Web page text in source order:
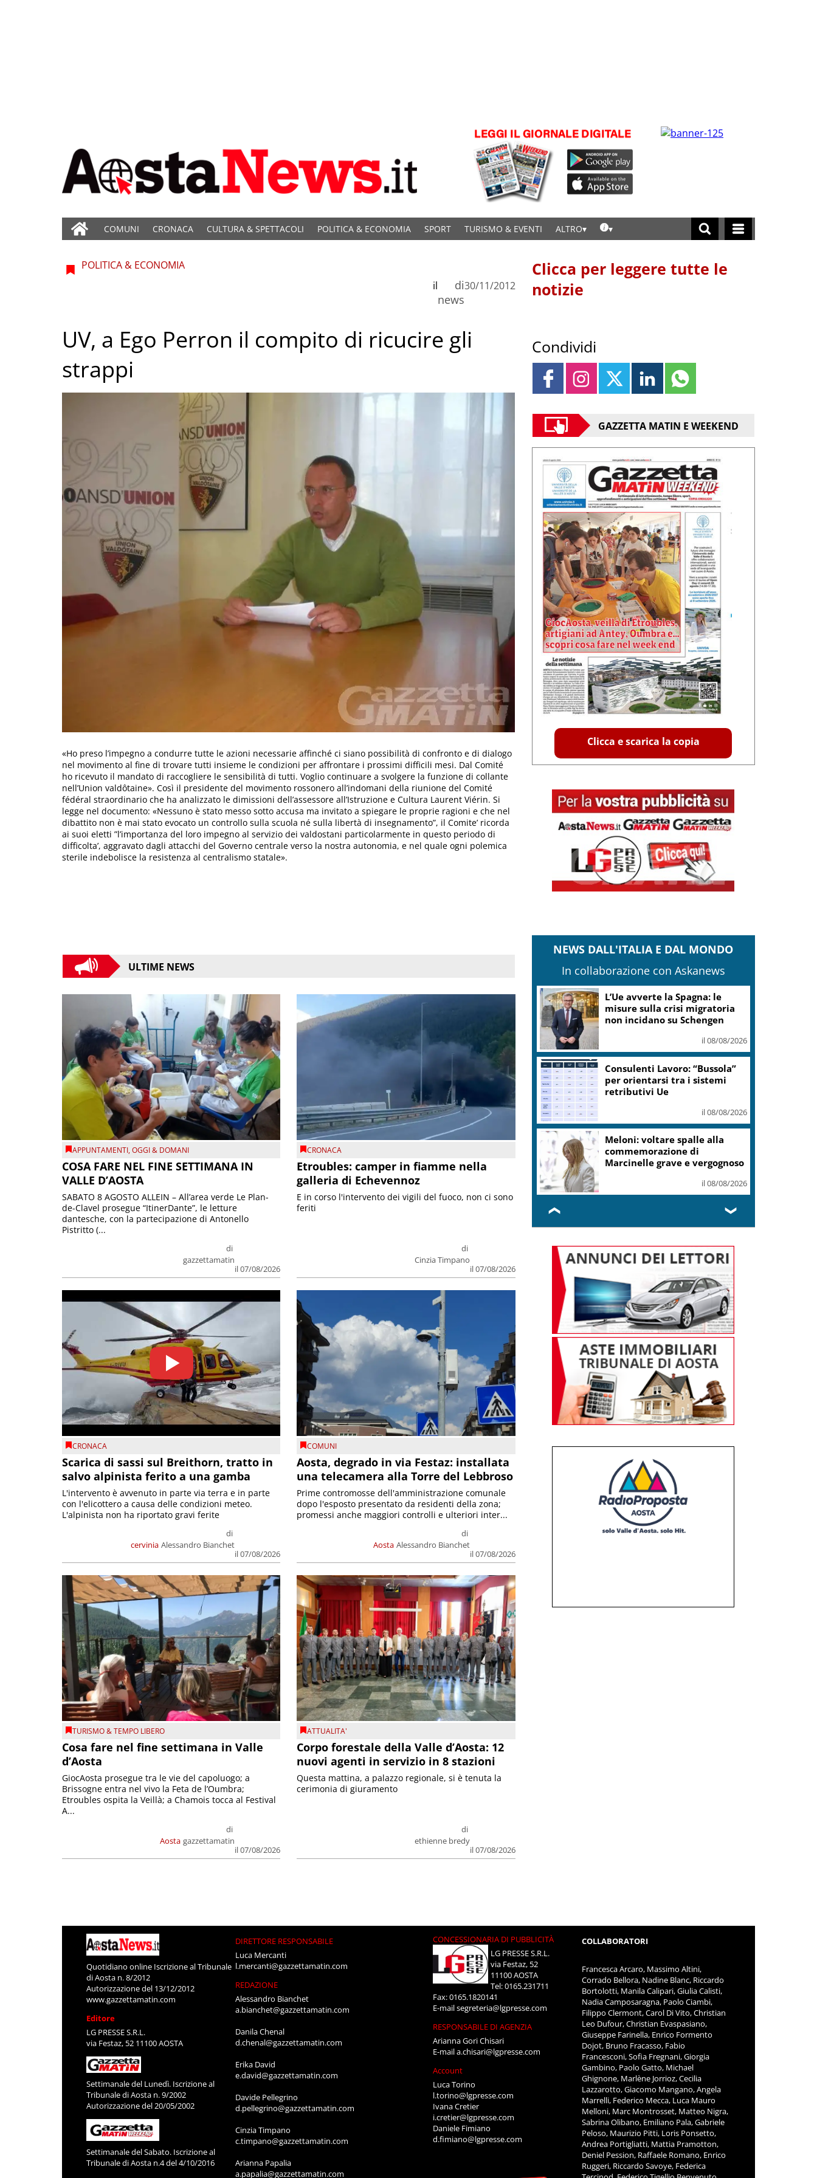
COMUNI CRONACA CULTURA & SPETTACOLI POLITICA & ECONOMIA SPORT TURISMO & EVENTI ALTRO
POLITICA & ECONOMIA
di
news
il 30/11/2012
UV, a Ego Perron il compito di ricucire gli
strappi
«Ho preso l’impegno a condurre tutte le azioni necessarie affinché ci siano possibilità di confronto e di dialogo
nel movimento al fine di trovare tutti insieme le condizioni per affrontare i prossimi difficili mesi. Dal Comité
ho ricevuto il mandato di raccogliere le sensibilità di tutti. Voglio continuare a svolgere la funzione di collante
nell’Union valdôtaine». Così il presidente del movimento rossonero all’indomani della riunione del Comité
fédéral straordinario che ha analizzato le dimissioni dell’assessore all’Istruzione e Cultura Laurent Viérin. Si
legge nel documento: «Nessuno è stato messo sotto accusa ma invitato a spiegare le proprie ragioni e che nel
dibattito non è mai stato evocato un controllo sulla scuola né sulla libertà di insegnamento”, il Comite’ ricorda
ai suoi eletti ”l’importanza del loro impegno al servizio dei valdostani particolarmente in questo periodo di
difficolta’, aggravato dagli attacchi del Governo centrale verso la nostra autonomia, e nel quale ogni polemica
sterile indebolisce la resistenza al centralismo statale».
ULTIME NEWS
APPUNTAMENTI,OGGI & DOMANI
COSA FARE NEL FINE SETTIMANA IN
VALLE D’AOSTA
di
gazzettamatin
il 07/08/2026
SABATO 8 AGOSTO ALLEIN – All’area verde Le Plan-
de-Clavel prosegue “ItinerDante”, le letture
dantesche, con la partecipazione di Antonello
Pistritto (...
CRONACA
Etroubles: camper in fiamme nella
galleria di Echevennoz
di
Cinzia Timpano
il 07/08/2026
E in corso l'intervento dei vigili del fuoco, non ci sono
feriti
CRONACA
Scarica di sassi sul Breithorn, tratto in
salvo alpinista ferito a una gamba
cervinia
di
Alessandro Bianchet
il 07/08/2026
L'intervento è avvenuto in parte via terra e in parte
con l'elicottero a causa delle condizioni meteo.
L'alpinista non ha riportato gravi ferite
COMUNI
Aosta, degrado in via Festaz: installata
una telecamera alla Torre del Lebbroso
Aosta
di
Alessandro Bianchet
il 07/08/2026
Prime contromosse dell'amministrazione comunale
dopo l'esposto presentato da residenti della zona;
promessi anche maggiori controlli e ulteriori inter...
TURISMO & TEMPO LIBERO
Cosa fare nel fine settimana in Valle
d’Aosta
Aosta
di
gazzettamatin
il 07/08/2026
GiocAosta prosegue tra le vie del capoluogo; a
Brissogne entra nel vivo la Feta de l’Oumbra;
Etroubles ospita la Veillà; a Chamois tocca al Festival
A...
ATTUALITA'
Corpo forestale della Valle d’Aosta: 12
nuovi agenti in servizio in 8 stazioni
di
ethienne bredy
il 07/08/2026
Questa mattina, a palazzo regionale, si è tenuta la
cerimonia di giuramento
Clicca per leggere tutte le
notizie
Condividi
GAZZETTA MATIN E WEEKEND
Clicca e scarica la copia
NEWS DALL'ITALIA E DAL MONDO
In collaborazione con Askanews
“Frantoi Aperti in Umbria
2026”: cinque weekend per
l’olio nuovo
il 08/08/2026
Il pallone della “Mano de Dios”
all’asta per oltre 10 milioni
dollari
il 08/08/2026
Roma, Card. Reina su Spin
Time: sbagliato archiviare
tutto con sgombero
il 08/08/2026
❮ ❯
Quotidiano online Iscrizione al Tribunale
di Aosta n. 8/2012
Autorizzazione del 13/12/2012
www.gazzettamatin.com
Editore
LG PRESSE S.R.L.
via Festaz, 52 11100 AOSTA
Settimanale del Lunedì. Iscrizione al
Tribunale di Aosta n. 9/2002
Autorizzazione del 20/05/2002
Settimanale del Sabato. Iscrizione al
Tribunale di Aosta n.4 del 4/10/2016
DIRETTORE RESPONSABILE
Luca Mercanti
l.mercanti@gazzettamatin.com
REDAZIONE
Alessandro Bianchet
a.bianchet@gazzettamatin.com
Danila Chenal
d.chenal@gazzettamatin.com
Erika David
e.david@gazzettamatin.com
Davide Pellegrino
d.pellegrino@gazzettamatin.com
Cinzia Timpano
c.timpano@gazzettamatin.com
Arianna Papalia
a.papalia@gazzettamatin.com
CONCESSIONARIA DI PUBBLICITÀ
LG PRESSE S.R.L.
via Festaz, 52
11100 AOSTA
Tel: 0165.231711
Fax: 0165.1820141
E-mailsegreteria@lgpresse.com
RESPONSABILE DI AGENZIA
Arianna Gori Chisari
E-maila.chisari@lgpresse.com
Account
Luca Torino
l.torino@lgpresse.com
Ivana Cretier
i.cretier@lgpresse.com
Daniele Fimiano
d.fimiano@lgpresse.com
COLLABORATORI
Francesca Arcaro, Massimo Altini,
Corrado Bellora, Nadine Blanc, Riccardo
Bortolotti, Manila Calipari, Giulia Calisti,
Nadia Camposaragna, Paolo Ciambi,
Filippo Clermont, Carol Di Vito, Christian
Leo Dufour, Christian Evaspasiano,
Giuseppe Farinella, Enrico Formento
Dojot, Bruno Fracasso, Fabio
Francesconi, Sofia Fregnani, Giorgia
Gambino, Paolo Gatto, Michael
Ghignone, Marlène Jorrioz, Cecilia
Lazzarotto, Giacomo Mangano, Angela
Marrelli, Federico Mecca, Luca Mauro
Melloni, Marc Montrosset, Matteo Nigra,
Sabrina Olibano, Emiliano Pala, Gabriele
Peloso, Maurizio Pitti, Loris Ponsetto,
Andrea Portigliatti, Mattia Pramotton,
Deniel Pession, Raffaele Romano, Enrico
Ruggeri, Riccardo Savoye, Federica